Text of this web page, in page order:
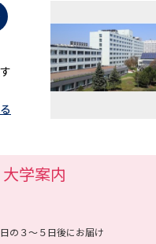
大学
ルに強い大学特集
集
デジタルパンフレット
生用）
学案内
の３～５日後にお届け